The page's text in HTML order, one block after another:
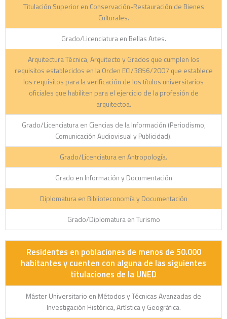
Titulación Superior en Conservación-Restauración de Bienes
Culturales.
Grado/Licenciatura en Bellas Artes.
Arquitectura Técnica, Arquitecto y Grados que cumplen los
requisitos establecidos en la Orden ECI/3856/2007 que establece
los requisitos para la verificación de los títulos universitarios
oficiales que habiliten para el ejercicio de la profesión de
arquitectoa.
Grado/Licenciatura en Ciencias de la Información (Periodismo,
Comunicación Audiovisual y Publicidad).
Grado/Licenciatura en Antropología.
Grado en Información y Documentación
Diplomatura en Biblioteconomía y Documentación
Grado/Diplomatura en Turismo
Residentes en poblaciones de menos de 50.000
habitantes y cuenten con alguna de las siguientes
titulaciones de la UNED
Máster Universitario en Métodos y Técnicas Avanzadas de
Investigación Histórica, Artística y Geográfica.